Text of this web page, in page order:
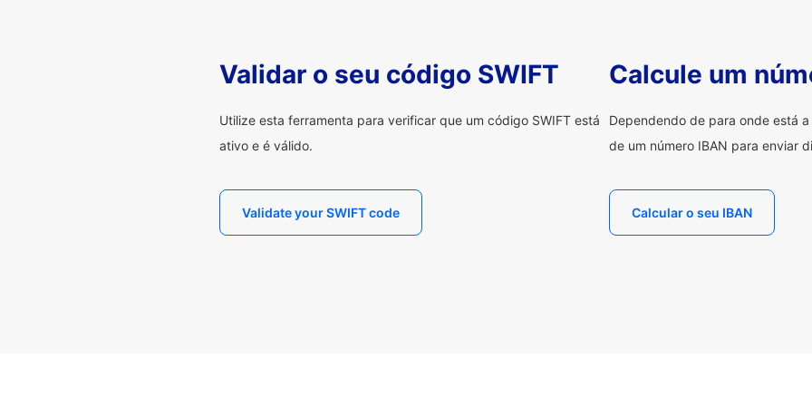
Validar o seu código SWIFT
Utilize esta ferramenta para verificar que um código SWIFT está
ativo e é válido.
Validate your SWIFT code
Calcule um
Dependendo de para onde está
de um número IBAN para enviar
Calcular o seu IBAN